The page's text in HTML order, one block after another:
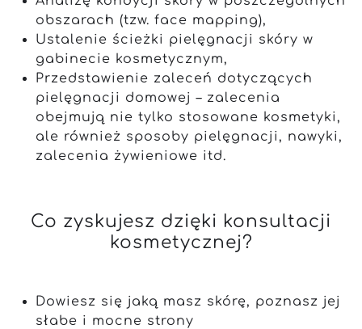
obszarach (tzw. face mapping),
Ustalenie ścieżki pielęgnacji skóry w
gabinecie kosmetycznym,
Przedstawienie zaleceń dotyczących
pielęgnacji domowej – zalecenia
obejmują nie tylko stosowane kosmetyki,
ale również sposoby pielęgnacji, nawyki,
zalecenia żywieniowe itd.
Co zyskujesz dzięki konsultacji
kosmetycznej?
Dowiesz się jaką masz skórę, poznasz jej
słabe i mocne strony